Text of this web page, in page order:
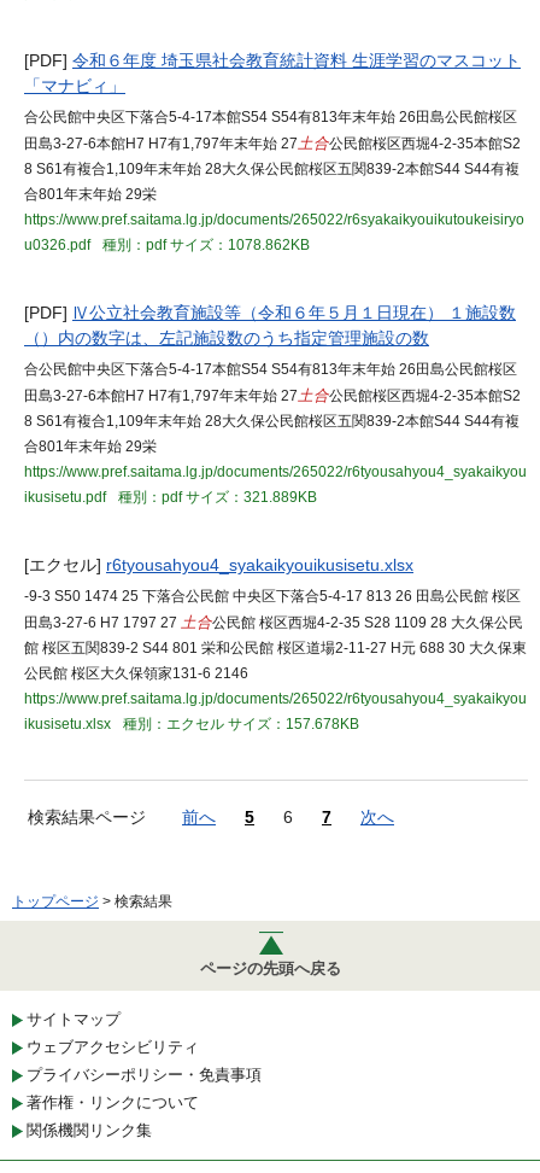
[PDF] 令和６年度 埼玉県社会教育統計資料 生涯学習のマスコット
「マナビィ」
合公民館中央区下落合5-4-17本館S54 S54有813年末年始 26田島公民館桜区
田島3-27-6本館H7 H7有1,797年末年始 27土合公民館桜区西堀4-2-35本館S2
8 S61有複合1,109年末年始 28大久保公民館桜区五関839-2本館S44 S44有複
合801年末年始 29栄
https://www.pref.saitama.lg.jp/documents/265022/r6syakaikyouikutoukeisiryo
u0326.pdf
種別：pdfサイズ：1078.862KB
[PDF] Ⅳ公立社会教育施設等（令和６年５月１日現在） １施設数
（）内の数字は、左記施設数のうち指定管理施設の数
合公民館中央区下落合5-4-17本館S54 S54有813年末年始 26田島公民館桜区
田島3-27-6本館H7 H7有1,797年末年始 27土合公民館桜区西堀4-2-35本館S2
8 S61有複合1,109年末年始 28大久保公民館桜区五関839-2本館S44 S44有複
合801年末年始 29栄
https://www.pref.saitama.lg.jp/documents/265022/r6tyousahyou4_syakaikyou
ikusisetu.pdf
種別：pdfサイズ：321.889KB
[エクセル] r6tyousahyou4_syakaikyouikusisetu.xlsx
-9-3 S50 1474 25 下落合公民館 中央区下落合5-4-17 813 26 田島公民館 桜区
田島3-27-6 H7 1797 27 土合公民館 桜区西堀4-2-35 S28 1109 28 大久保公民
館 桜区五関839-2 S44 801 栄和公民館 桜区道場2-11-27 H元 688 30 大久保東
公民館 桜区大久保領家131-6 2146
https://www.pref.saitama.lg.jp/documents/265022/r6tyousahyou4_syakaikyou
ikusisetu.xlsx
種別：エクセル サイズ：157.678KB
検索結果ページ 前へ 5 6 7 次へ
トップページ > 検索結果
ページの先頭へ戻る
サイトマップ
ウェブアクセシビリティ
プライバシーポリシー・免責事項
著作権・リンクについて
関係機関リンク集